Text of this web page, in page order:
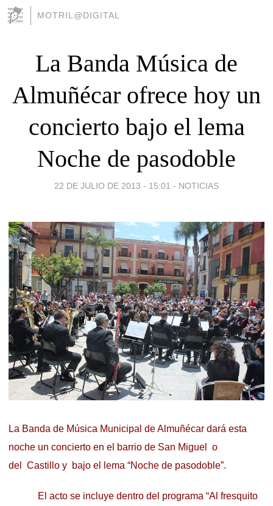
MOTRIL@DIGITAL
La Banda Música de
Almuñécar ofrece hoy un
concierto bajo el lema
Noche de pasodoble
22 DE JULIO DE 2013 - 15:01 - NOTICIAS
La Banda de Música Municipal de Almuñécar dará esta
noche un concierto en el barrio de San Miguel o
del Castillo y bajo el lema “Noche de pasodoble”.
El acto se incluye dentro del programa “Al fresquito